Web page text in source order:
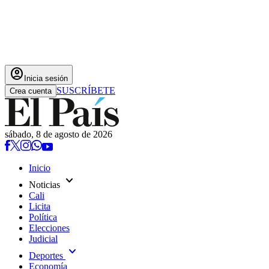
account_circle Inicia sesión
Crea cuenta SUSCRÍBETE
sábado, 8 de agosto de 2026
Inicio
Noticias expand_more
Cali
Licita
Política
Elecciones
Judicial
Deportes expand_more
Economía